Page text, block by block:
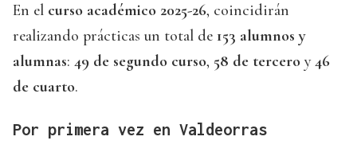
En el curso académico 2025-26, coincidirán
realizando prácticas un total de 153 alumnos y
alumnas: 49 de segundo curso, 58 de tercero y46
de cuarto.
Por primera vez en Valdeorras